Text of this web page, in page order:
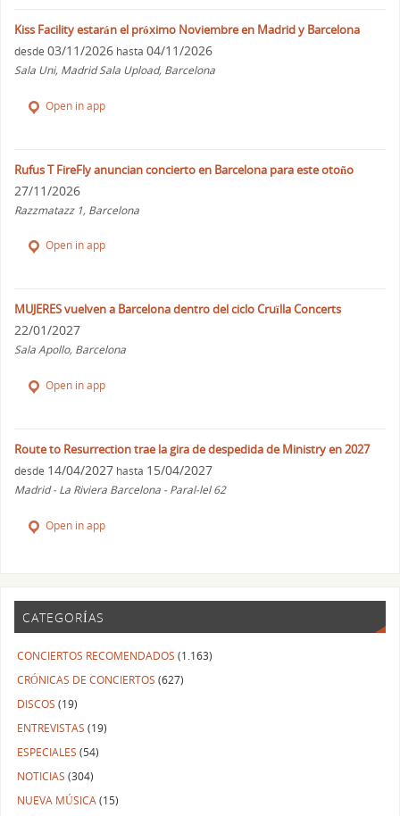
Kiss Facility estarán el próximo Noviembre en Madrid y Barcelona
desde 03/11/2026 hasta 04/11/2026
Sala Uni, Madrid Sala Upload, Barcelona
Open in app
Rufus T FireFly anuncian concierto en Barcelona para este otoño
27/11/2026
Razzmatazz 1, Barcelona
Open in app
MUJERES vuelven a Barcelona dentro del ciclo Cruïlla Concerts
22/01/2027
Sala Apollo, Barcelona
Open in app
Route to Resurrection trae la gira de despedida de Ministry en 2027
desde 14/04/2027 hasta 15/04/2027
Madrid - La Riviera Barcelona - Paral-lel 62
Open in app
CATEGORÍAS
CONCIERTOS RECOMENDADOS (1.163)
CRÓNICAS DE CONCIERTOS (627)
DISCOS (19)
ENTREVISTAS (19)
ESPECIALES (54)
NOTICIAS (304)
NUEVA MÚSICA (15)